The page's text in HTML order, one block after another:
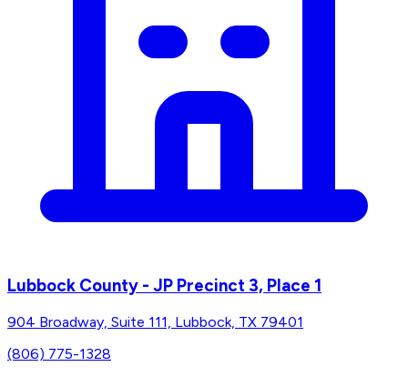
Lubbock County - JP Precinct 3, Place 1
904 Broadway, Suite 111, Lubbock, TX 79401
(806) 775-1328